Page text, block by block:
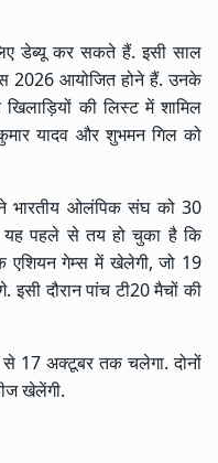
डेब्यू कर सकते हैं. इसी साल
2026 आयोजित होने हैं. उनके
की लिस्ट में शामिल
यादव और शुभमन गिल को
भारतीय ओलंपिक संघ को 30
यह पहले से तय हो चुका है कि
एशियन गेम्स में खेलेगी, जो 19
दौरान पांच टी20 मैचों की
से 17 अक्टूबर तक चलेगा. दोनों
खेलेंगी.